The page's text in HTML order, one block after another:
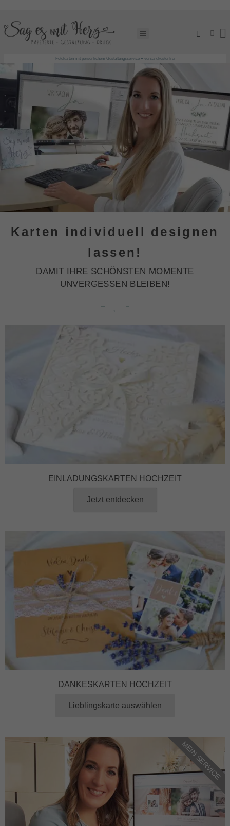
Fotokarten mit persönlichem Gestaltungsservice ♥ versandkostenfrei
EINLADUNGSKARTEN GESTALTEN LASSEN!
Karten individuell designen
lassen!
DAMIT IHRE SCHÖNSTEN MOMENTE
UNVERGESSEN BLEIBEN!
EINLADUNGSKARTEN HOCHZEIT
Jetzt entdecken
DANKESKARTEN HOCHZEIT
Lieblingskarte auswählen
MEIN SERVICE